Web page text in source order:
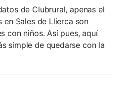
de Clubrural, apenas el
en Sales de Llierca son
con niños. Así pues, aquí
simple de quedarse con la